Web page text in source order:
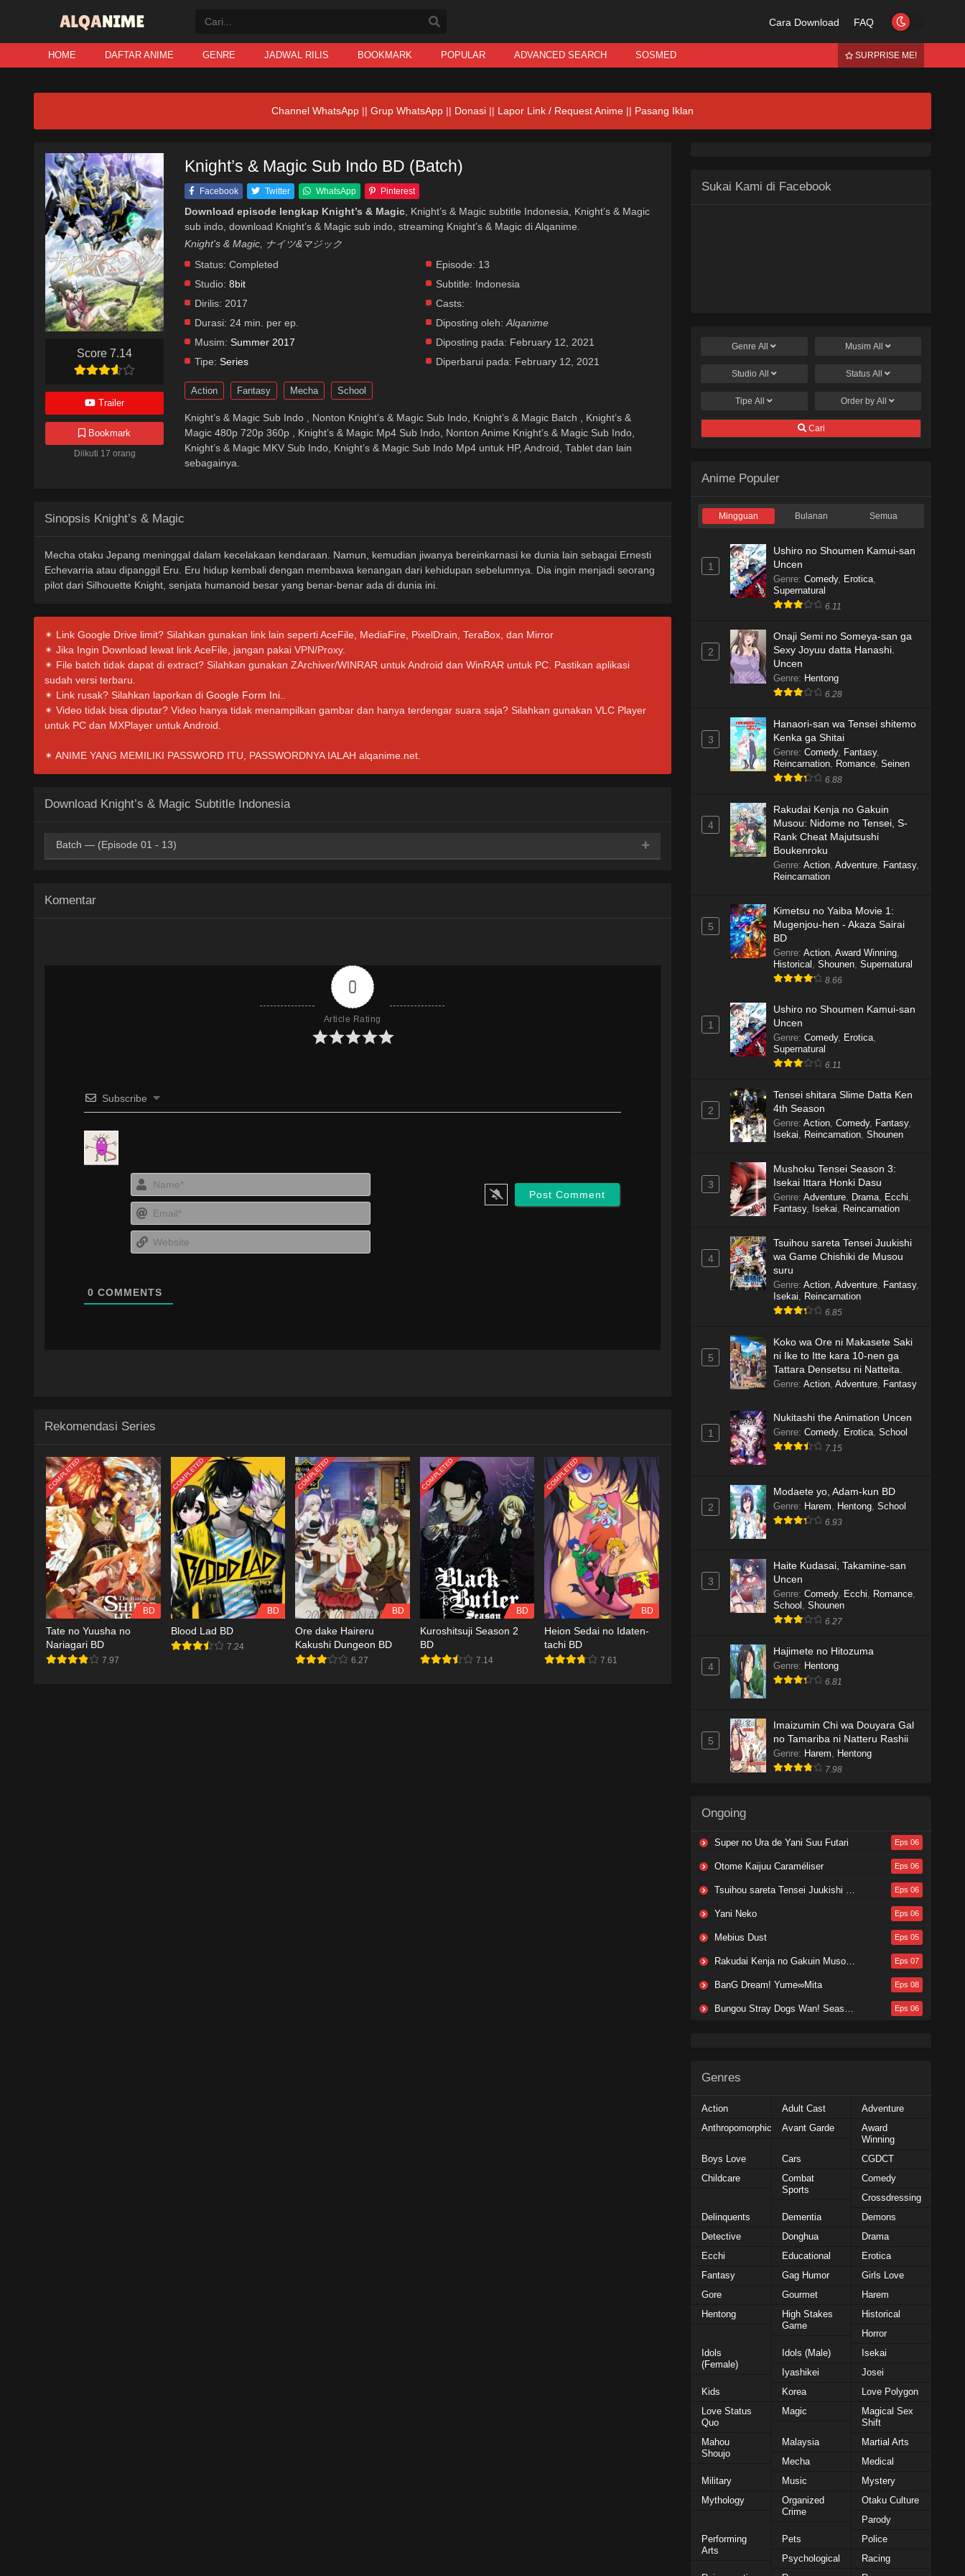
Cara Download FAQ
HOME DAFTAR ANIME GENRE JADWAL RILIS BOOKMARK POPULAR ADVANCED SEARCH SOSMED SURPRISE ME!
Channel WhatsApp || Grup WhatsApp || Donasi || Lapor Link / Request Anime || Pasang Iklan
Score 7.14
Trailer
Bookmark
Diikuti 17 orang
Knight’s & Magic Sub Indo BD (Batch)
Facebook Twitter WhatsApp Pinterest
Download episode lengkap Knight’s & Magic, Knight’s & Magic subtitle Indonesia, Knight’s & Magic
sub indo, download Knight’s & Magic sub indo, streaming Knight’s & Magic di Alqanime.
Knight's & Magic, ナイツ&マジック
Status: Completed
Studio: 8bit
Dirilis: 2017
Durasi: 24 min. per ep.
Musim: Summer 2017
Tipe: Series
Episode: 13
Subtitle: Indonesia
Casts:
Diposting oleh: Alqanime
Diposting pada: February 12, 2021
Diperbarui pada: February 12, 2021
Action Fantasy Mecha School
Knight’s & Magic Sub Indo , Nonton Knight’s & Magic Sub Indo, Knight’s & Magic Batch , Knight’s &
Magic 480p 720p 360p , Knight’s & Magic Mp4 Sub Indo, Nonton Anime Knight’s & Magic Sub Indo,
Knight’s & Magic MKV Sub Indo, Knight’s & Magic Sub Indo Mp4 untuk HP, Android, Tablet dan lain
sebagainya.
Sinopsis Knight’s & Magic
Mecha otaku Jepang meninggal dalam kecelakaan kendaraan. Namun, kemudian jiwanya bereinkarnasi ke dunia lain sebagai Ernesti
Echevarria atau dipanggil Eru. Eru hidup kembali dengan membawa kenangan dari kehidupan sebelumnya. Dia ingin menjadi seorang
pilot dari Silhouette Knight, senjata humanoid besar yang benar-benar ada di dunia ini.
✴ Link Google Drive limit? Silahkan gunakan link lain seperti AceFile, MediaFire, PixelDrain, TeraBox, dan Mirror
✴ Jika Ingin Download lewat link AceFile, jangan pakai VPN/Proxy.
✴ File batch tidak dapat di extract? Silahkan gunakan ZArchiver/WINRAR untuk Android dan WinRAR untuk PC. Pastikan aplikasi
sudah versi terbaru.
✴ Link rusak? Silahkan laporkan di Google Form Ini.
✴ Video tidak bisa diputar? Video hanya tidak menampilkan gambar dan hanya terdengar suara saja? Silahkan gunakan VLC Player
untuk PC dan MXPlayer untuk Android.
✴ ANIME YANG MEMILIKI PASSWORD ITU, PASSWORDNYA IALAH alqanime.net.
Download Knight’s & Magic Subtitle Indonesia
Batch — (Episode 01 - 13)
Komentar
0
Article Rating
Subscribe
Name*
Email*
Website
0 COMMENTS
Rekomendasi Series
COMPLETED
BD
Tate no Yuusha no
Nariagari BD
7.97
COMPLETED
BD
Blood Lad BD
7.24
COMPLETED
BD
Ore dake Haireru
Kakushi Dungeon BD
6.27
COMPLETED
BD
Kuroshitsuji Season 2
BD
7.14
COMPLETED
BD
Heion Sedai no Idaten-
tachi BD
7.61
Sukai Kami di Facebook
GenreAll Musim All
Studio All Status All
TipeAll Order byAll
Cari
Anime Populer
Mingguan Bulanan Semua
1
Ushiro no Shoumen Kamui-san
Uncen
Genre: Comedy, Erotica,
Supernatural
6.11
2
Onaji Semi no Someya-san ga
Sexy Joyuu datta Hanashi.
Uncen
Genre: Hentong
6.28
3
Hanaori-san wa Tensei shitemo
Kenka ga Shitai
Genre: Comedy, Fantasy,
Reincarnation, Romance, Seinen
6.88
4
Rakudai Kenja no Gakuin
Musou: Nidome no Tensei, S-
Rank Cheat Majutsushi
Boukenroku
Genre: Action, Adventure, Fantasy,
Reincarnation
5
Kimetsu no Yaiba Movie 1:
Mugenjou-hen - Akaza Sairai
BD
Genre: Action, Award Winning,
Historical , Shounen, Supernatural
8.66
1
Ushiro no Shoumen Kamui-san
Uncen
Genre: Comedy, Erotica,
Supernatural
6.11
2
Tensei shitara Slime Datta Ken
4th Season
Genre: Action, Comedy, Fantasy,
Isekai, Reincarnation, Shounen
3
Mushoku Tensei Season 3:
Isekai Ittara Honki Dasu
Genre: Adventure, Drama, Ecchi,
Fantasy, Isekai, Reincarnation
4
Tsuihou sareta Tensei Juukishi
wa Game Chishiki de Musou
suru
Genre: Action, Adventure, Fantasy,
Isekai, Reincarnation
6.85
5
Koko wa Ore ni Makasete Saki
ni Ike to Itte kara 10-nen ga
Tattara Densetsu ni Natteita.
Genre: Action, Adventure, Fantasy
1
Nukitashi the Animation Uncen
Genre: Comedy, Erotica, School
7.15
2
Modaete yo, Adam-kun BD
Genre: Harem, Hentong, School
6.93
3
Haite Kudasai, Takamine-san
Uncen
Genre: Comedy, Ecchi, Romance,
School , Shounen
6.27
4
Hajimete no Hitozuma
Genre: Hentong
6.81
5
Imaizumin Chi wa Douyara Gal
no Tamariba ni Natteru Rashii
Genre: Harem, Hentong
7.98
Ongoing
Super no Ura de Yani Suu Futari Eps 06
Otome Kaijuu Caraméliser Eps 06
Tsuihou sareta Tensei Juukishi wa Game Chishiki de Musou suru Eps 06
Yani Neko Eps 06
Mebius Dust Eps 05
Rakudai Kenja no Gakuin Musou: Nidome no Tensei, S-Rank Cheat Majutsushi Boukenroku Eps 07
BanG Dream! Yume∞Mita Eps 08
Bungou Stray Dogs Wan! Season 2 Eps 06
Genres
Action Adult Cast
Adventure
Anthropomorphic
Avant Garde
Award
Winning
Boys Love
Cars
CGDCT
Childcare
Combat
Sports
Comedy
Crossdressing
Delinquents
Dementia
Demons
Detective
Donghua
Drama
Ecchi
Educational
Erotica
Fantasy
Gag Humor
Girls Love
Gore
Gourmet
Harem
Hentong
High Stakes
Game
Historical
Horror
Idols
(Female)
Idols (Male)
Isekai
Iyashikei
Josei
Kids
Korea
Love Polygon
Love Status
Quo
Magic
Magical Sex
Shift
Mahou
Shoujo
Malaysia
Martial Arts
Mecha
Medical
Military
Music
Mystery
Mythology
Organized
Crime
Otaku Culture
Parody
Performing
Arts
Pets
Police
Psychological
Racing